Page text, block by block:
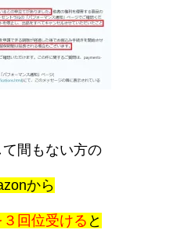
間もない方の
から
回位受ける と